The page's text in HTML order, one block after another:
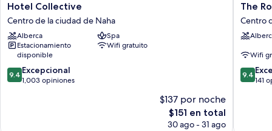
Hotel
Collective
Centro
de
la
ciudad
de
Naha
Hotel Collective
Centro de la ciudad de Naha
Alberca
Spa
Estacionamiento
disponible
Wifi gratuito
9.4
de
9.4 Excepcional
1,003 opiniones
$137 por noche
El
precio
$151 en total
30 ago - 31 ago
The
Royal
Park
Hotel
Naha
Centro
de
The
Centro
Wifi
9.4
de
9.4
141